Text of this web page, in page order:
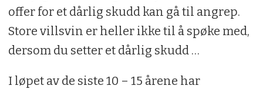
offer for et dårlig skudd kan gå til angrep.
Store villsvin er heller ikke til å spøke med,
dersom du setter et dårlig skudd …
I løpet av de siste 10 – 15 årene har